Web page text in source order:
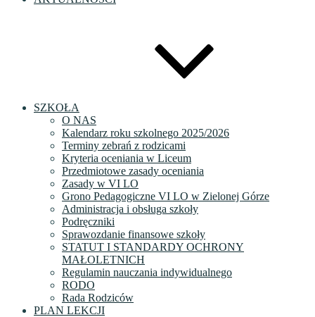
SZKOŁA
O NAS
Kalendarz roku szkolnego 2025/2026
Terminy zebrań z rodzicami
Kryteria oceniania w Liceum
Przedmiotowe zasady oceniania
Zasady w VI LO
Grono Pedagogiczne VI LO w Zielonej Górze
Administracja i obsługa szkoły
Podręczniki
Sprawozdanie finansowe szkoły
STATUT I STANDARDY OCHRONY
MAŁOLETNICH
Regulamin nauczania indywidualnego
RODO
Rada Rodziców
PLAN LEKCJI